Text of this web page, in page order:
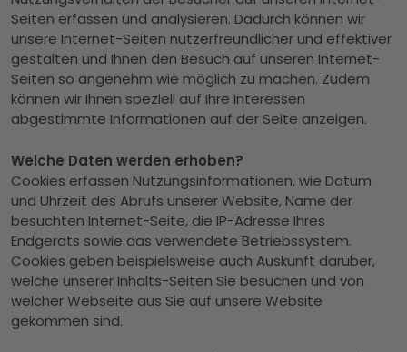
Seiten erfassen und analysieren. Dadurch können wir
unsere Internet-Seiten nutzerfreundlicher und effektiver
gestalten und Ihnen den Besuch auf unseren Internet-
Seiten so angenehm wie möglich zu machen. Zudem
können wir Ihnen speziell auf Ihre Interessen
abgestimmte Informationen auf der Seite anzeigen.
Welche Daten werden erhoben?
Cookies erfassen Nutzungsinformationen, wie Datum
und Uhrzeit des Abrufs unserer Website, Name der
besuchten Internet-Seite, die IP-Adresse Ihres
Endgeräts sowie das verwendete Betriebssystem.
Cookies geben beispielsweise auch Auskunft darüber,
welche unserer Inhalts-Seiten Sie besuchen und von
welcher Webseite aus Sie auf unsere Website
gekommen sind.